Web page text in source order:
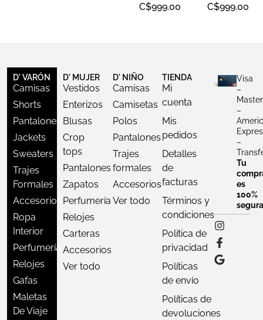
C$999.00
C$999.00
D' VARÓN
Camisas
Shorts
Pantalones
Jackets
Sweaters
Trajes
Formales
Accesorios
Ropa
Interior
Perfumería
Relojes
Gafas
Maletas
De Viaje
D' MUJER
Vestidos
Enterizos
Blusas
Crop
tops
Pantalones
Zapatos
Perfumería
Relojes
Carteras
Accesorios
Ver todo
D' NIÑO
Camisas
Camisetas
Polos
Pantalones
Trajes
formales
Accesorios
Ver todo
TIENDA
Mi
cuenta
Mis
pedidos
Detalles
de
facturas
Términos y
condiciones
Política de
privacidad
Políticas
de envío
Políticas de
devoluciones
Visa
–
–
–
Tu
es
100%
segura